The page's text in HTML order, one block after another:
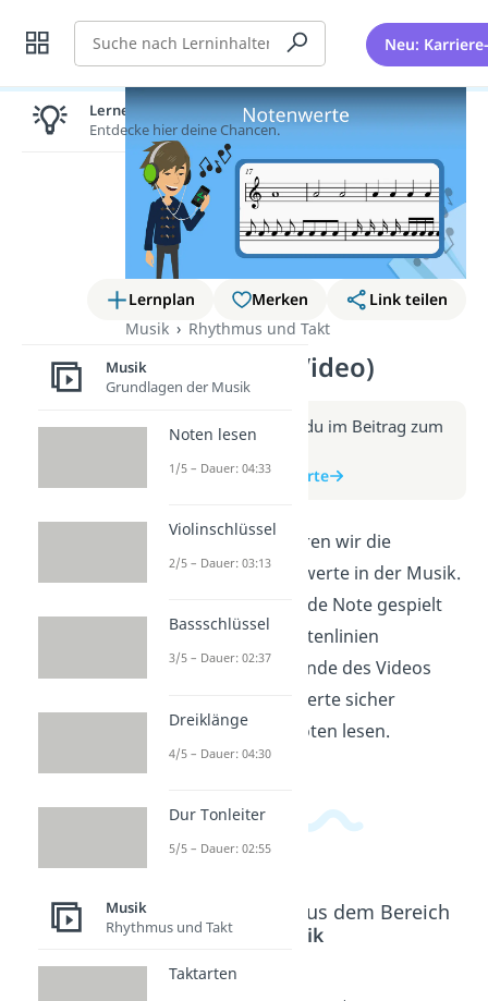
Suche Neu:
Lernplan Merken
Link teilen
Musik
Rhythmus und Takt
Notenwerte (Video)
Weitere Infos erhältst du im Beitrag zum
zum Beitrag: Notenwerte
In diesem Video erklären wir die
verschiedenen Notenwerte in der Musik.
Du lernst, wie lange jede Note gespielt
wird und wie sie in Notenlinien
dargestellt wird. Am Ende des Videos
kannst du die Notenwerte sicher
unterscheiden und Noten lesen.
Beliebte Inhalte aus dem Bereich
Musik
Lernen lohnt sich!
Entdecke hier deine Chancen.
Musik
Grundlagen der Musik
Noten lesen
1/5 – Dauer: 04:33
Violinschlüssel
2/5 – Dauer: 03:13
Bassschlüssel
3/5 – Dauer: 02:37
Dreiklänge
4/5 – Dauer: 04:30
Dur Tonleiter
5/5 – Dauer: 02:55
Musik
Rhythmus und Takt
Taktarten